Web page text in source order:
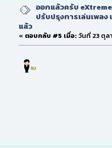
ออกแล้วครับ
ปรับปรุงการเล่นเพลง
แล้ว
« ตอบกลับ #5 เมื่อ: วันที่ 23 ตุล